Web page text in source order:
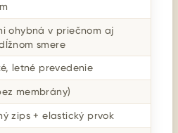
ohybná v priečnom aj
smere
letné prevedenie
membrány)
zips + elastický prvok